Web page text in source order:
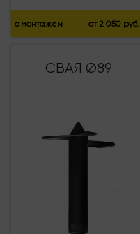
с монтажем от 2 050 руб.
СВАЯ Ø89